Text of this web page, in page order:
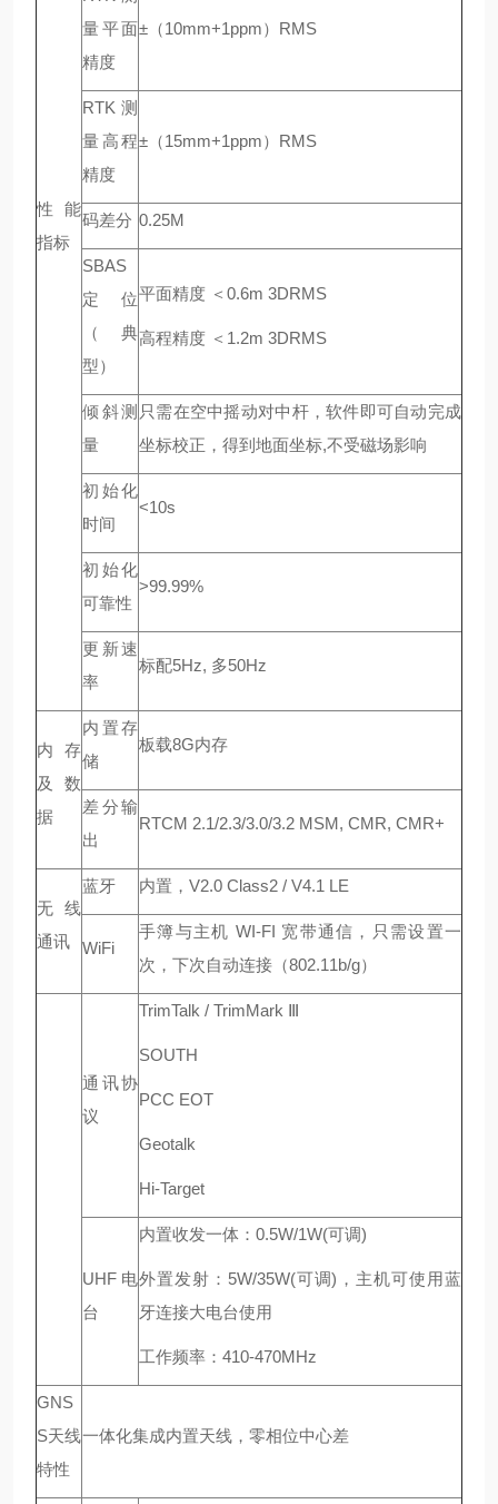
性能
指标
量平面
精度
±（10mm+1ppm）RMS
RTK测
量高程
精度
±（15mm+1ppm）RMS
码差分 0.25M
SBAS
定位
（典
型）
平面精度 ＜0.6m 3DRMS
高程精度 ＜1.2m 3DRMS
倾斜测
量
只需在空中摇动对中杆，软件即可自动完成
坐标校正，得到地面坐标,不受磁场影响
初始化
时间
<10s
初始化
可靠性
>99.99%
更新速
率
标配5Hz, 多50Hz
内存
及数
据
内置存
储
板载8G内存
差分输
出
RTCM 2.1/2.3/3.0/3.2 MSM, CMR, CMR+
无线
通讯
蓝牙 内置，V2.0 Class2 / V4.1 LE
WiFi
手簿与主机 WI-FI 宽带通信，只需设置一
次，下次自动连接（802.11b/g）
通讯协
议
TrimTalk / TrimMark Ⅲ
SOUTH
PCC EOT
Geotalk
Hi-Target
UHF电
台
内置收发一体：0.5W/1W(可调)
外置发射：5W/35W(可调)，主机可使用蓝
牙连接大电台使用
工作频率：410-470MHz
GNS
S天线
特性
一体化集成内置天线，零相位中心差